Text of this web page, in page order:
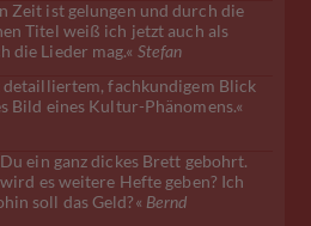
Zeit ist gelungen und durch die
Titel weiß ich jetzt auch als
die Lieder mag.« Stefan
detailliertem, fachkundigem Blick
Bild eines Kultur-Phänomens.«
ein ganz dickes Brett gebohrt.
es weitere Hefte geben? Ich
soll das Geld?« Bernd